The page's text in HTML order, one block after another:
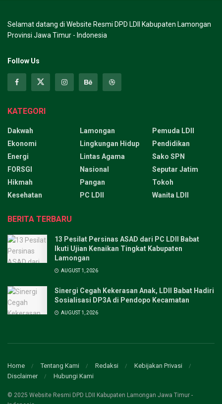
Selamat datang di Website Resmi DPD LDII Kabupaten Lamongan
Provinsi Jawa Timur - Indonesia
Follow Us
KATEGORI
Dakwah
Ekonomi
Energi
FORSGI
Hikmah
Kesehatan
Lamongan
Lingkungan Hidup
Lintas Agama
Nasional
Pangan
PC LDII
Pemuda LDII
Pendidikan
Sako SPN
Seputar Jatim
Tokoh
Wanita LDII
BERITA TERBARU
13 Pesilat Persinas ASAD dari PC LDII Babat
Ikuti Ujian Kenaikan Tingkat Kabupaten
Lamongan
AUGUST 1, 2026
Sinergi Cegah Kekerasan Anak, LDII Babat Hadiri
Sosialisasi DP3A di Pendopo Kecamatan
AUGUST 1, 2026
Home Tentang Kami Redaksi
Kebijakan Privasi
Disclaimer
Hubungi Kami
© 2025 Website Resmi DPD LDII Kabupaten Lamongan Jawa Timur -